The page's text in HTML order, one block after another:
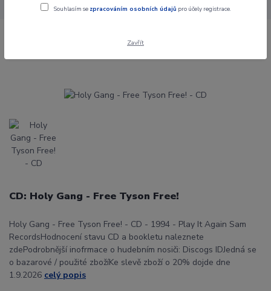
Alba CD Holy Gang - Free Tyson Free! - CD
Holy Gang - Free Tyson Free! - CD
CD: Holy Gang - Free Tyson Free!
Holy Gang - Free Tyson Free! - CD - 1994 - Play It Again Sam
RecordsHodnocení stavu CD a bookletu naleznete
zdePodrobnější inofrmace o hudebním nosiči: Discogs IDJedná se
o bazarové / použité zbožíKe slevě zboží o 20% dojde dne
1.9.2026 celý popis
Souhlasím se zpracováním osobních údajů pro účely registrace.
Zavřít